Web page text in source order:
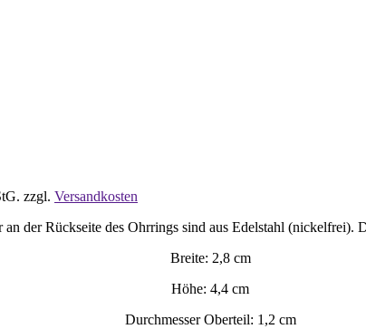
zzgl. Versandkosten
der Rückseite des Ohrrings sind aus Edelstahl (nickelfrei).
Breite: 2,8 cm
Höhe: 4,4 cm
Durchmesser Oberteil: 1,2 cm